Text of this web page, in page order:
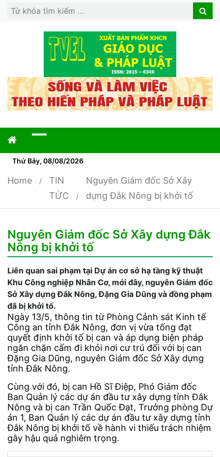
Search
Search
Thứ Bảy, 08/08/2026
Home
TIN
TỨC
Nguyên Giám đốc Sở Xây
dựng Đắk Nông bị khởi tố
Nguyên Giám đốc Sở Xây dựng Đắk
Nông bị khởi tố
Liên quan sai phạm tại Dự án cơ sở hạ tầng kỹ thuật
Khu Công nghiệp Nhân Cơ, mới đây, nguyên Giám đốc
Sở Xây dựng Đắk Nông, Đặng Gia Dũng và đồng phạm
đã bị khởi tố.
Ngày 13/5, thông tin từ Phòng Cảnh sát Kinh tế
Công an tỉnh Đắk Nông, đơn vị vừa tống đạt
quyết định khởi tố bị can và áp dụng biện pháp
ngăn chặn cấm đi khỏi nơi cư trú đối với bị can
Đặng Gia Dũng, nguyên Giám đốc Sở Xây dựng
tỉnh Đắk Nông.
Cùng với đó, bị can Hồ Sĩ Điệp, Phó Giám đốc
Ban Quản lý các dự án đầu tư xây dựng tỉnh Đắk
Nông và bị can Trần Quốc Đạt, Trưởng phòng Dự
án 1, Ban Quản lý các dự án đầu tư xây dựng tỉnh
Đắk Nông bị khởi tố về hành vi thiếu trách nhiệm
gây hậu quả nghiêm trọng.